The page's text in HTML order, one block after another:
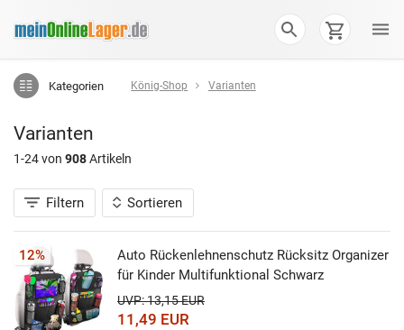
Kategorien König-Shop Varianten
Varianten
1-24 von 908Artikeln
Filtern Sortieren
Auto Rückenlehnenschutz Rücksitz Organizer
für Kinder Multifunktional Schwarz
UVP: 13,15 EUR
11,49 EUR
12%